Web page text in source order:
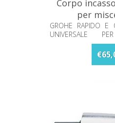
Corpo
per
Rapido E
GROHE RAPIDO E
UNIVERSALE
MONOCOMANDO